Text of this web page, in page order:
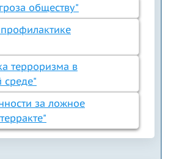
обществу"
терроризма в
среде"
за ложное